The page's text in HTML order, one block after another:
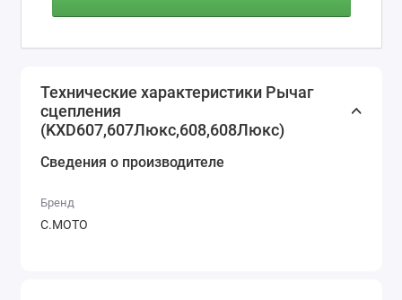
Технические характеристики Рычаг
сцепления
(KXD607,607Люкс,608,608Люкс)
Сведения о производителе
Бренд
С.МОТО